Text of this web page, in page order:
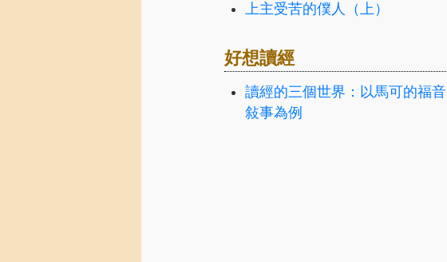
上主受苦的僕人（上）
好想讀經
讀經的三個世界：以馬可的福音
敍事為例